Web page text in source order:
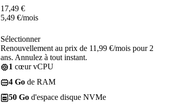
17,49 €
5,49 €/mois
Sélectionner
Renouvellement au prix de 11,99 €/mois pour 2
ans. Annulez à tout instant.
1 cœur vCPU
4 Go de RAM
50 Go d'espace disque NVMe